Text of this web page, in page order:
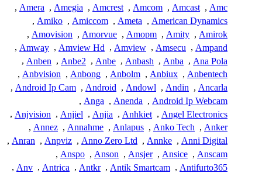
Amc
,
Amcast
,
Amcom
,
Amcrest
,
Amegia
,
Amera
,
American Dynamics
,
Ameta
,
Amiccom
,
Amiko
,
Amirok
,
Amity
,
Amopm
,
Amorvue
,
Amovision
,
Ampand
,
Amsecu
,
Amview
,
Amview Hd
,
Amway
,
Ana Pola
,
Anba
,
Anbash
,
Anbe
,
Anbe2
,
Anben
,
Anbentech
,
Anbiux
,
Anbolm
,
Anbong
,
Anbvision
,
Ancarla
,
Andin
,
Andowl
,
Android
,
Android Ip Cam
,
Android Ip Webcam
,
Anenda
,
Anga
,
Angel Electronics
,
Anhkiet
,
Anjia
,
Anjiel
,
Anjvision
,
Anker
,
Anko Tech
,
Anlapus
,
Annahme
,
Annez
,
Anni Digital
,
Annke
,
Anno Zero Ltd
,
Anpviz
,
Anran
,
Anscam
,
Ansice
,
Ansjer
,
Anson
,
Anspo
,
Antifurto365
,
Antik Smartcam
,
Antkr
,
Antrica
,
Anv
,